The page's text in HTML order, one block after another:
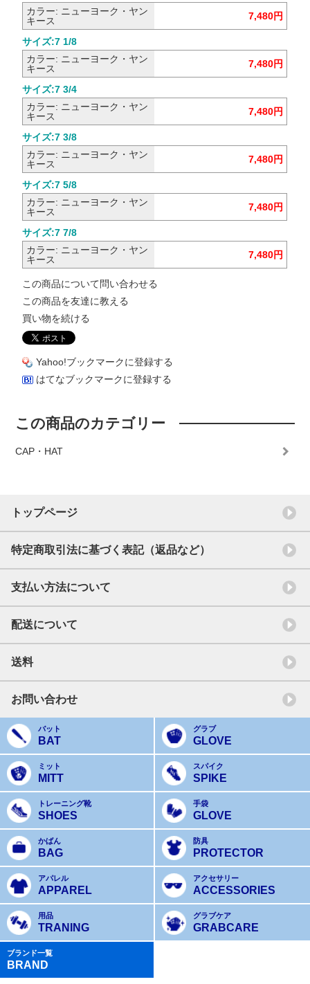
カラー: ニューヨーク・ヤン
キース
7,480円
サイズ:7 1/8
カラー: ニューヨーク・ヤン
キース
7,480円
サイズ:7 3/4
カラー: ニューヨーク・ヤン
キース
7,480円
サイズ:7 3/8
カラー: ニューヨーク・ヤン
キース
7,480円
サイズ:7 5/8
カラー: ニューヨーク・ヤン
キース
7,480円
サイズ:7 7/8
カラー: ニューヨーク・ヤン
キース
7,480円
この商品について問い合わせる
この商品を友達に教える
買い物を続ける
Yahoo!ブックマークに登録する
はてなブックマークに登録する
この商品のカテゴリー
CAP・HAT
トップページ
特定商取引法に基づく表記（返品など）
支払い方法について
配送について
送料
お問い合わせ
バット
BAT
グラブ
GLOVE
ミット
MITT
スパイク
SPIKE
トレーニング靴
SHOES
手袋
GLOVE
かばん
BAG
防具
PROTECTOR
アパレル
APPAREL
アクセサリー
ACCESSORIES
用品
TRANING
グラブケア
GRABCARE
ブランド一覧
BRAND